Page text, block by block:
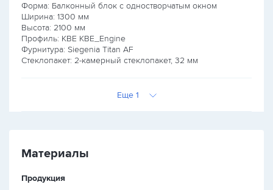
Форма: Балконный блок с одностворчатым окном
Ширина: 1300 мм
Высота: 2100 мм
Профиль: KBE KBE_Engine
Фурнитура: Siegenia Titan AF
Стеклопакет: 2-камерный стеклопакет, 32 мм
Еще 1
Материалы
Продукция